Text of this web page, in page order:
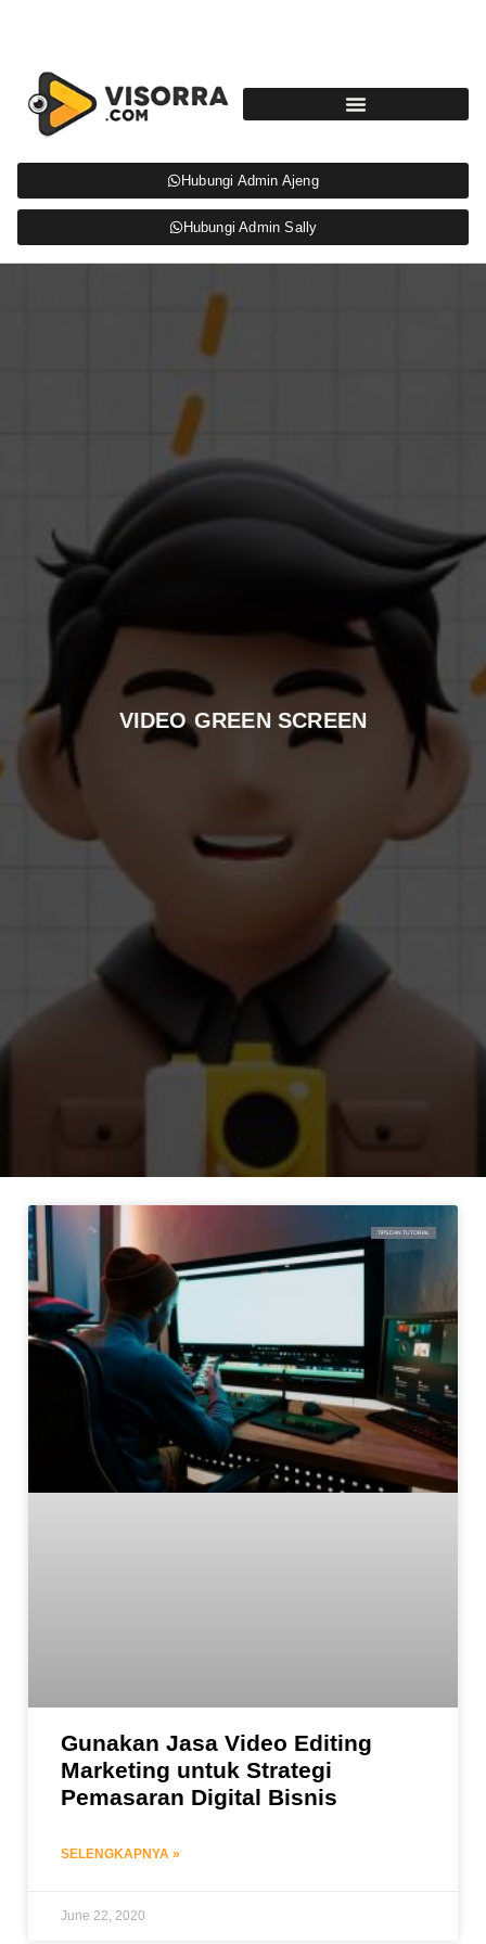
Hubungi Admin Ajeng
Hubungi Admin Sally
VIDEO GREEN SCREEN
TIPS DAN TUTORIAL
Gunakan Jasa Video Editing
Marketing untuk Strategi
Pemasaran Digital Bisnis
SELENGKAPNYA »
June 22, 2020